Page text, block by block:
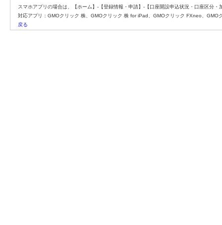
スマホアプリの場合は、【ホーム】-【登録情報・申請】-【口座開設申込状況・口座区分
対応アプリ：GMOクリック 株、GMOクリック 株 for iPad、GMOクリック FXneo、GMO
戻る